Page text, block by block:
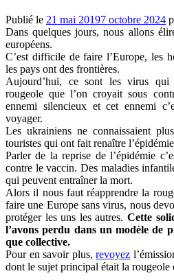
Publié le 21 mai 20197 octobre 2024
Dans quelques jours, nous allons
européens.
C’est difficile de faire l’Europe, les
les pays ont des frontières.
Aujourd’hui, ce sont les virus qui
rougeole que l’on croyait sous
ennemi silencieux et cet ennemi
voyager.
Les ukrainiens ne connaissaient
touristes qui ont fait renaître
Parler de la reprise de l’épidémie
contre le vaccin. Des maladies
qui peuvent entraîner la mort.
Alors il nous faut réapprendre la
faire une Europe sans virus, nous
protéger les uns les autres. Cette
l’avons perdu dans un modèle de
que collective.
Pour en savoir plus,revoyez
dont le sujet principal était la rougeole